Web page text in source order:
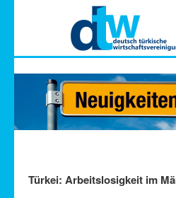
Türkei: Arbeitslosigkeit im